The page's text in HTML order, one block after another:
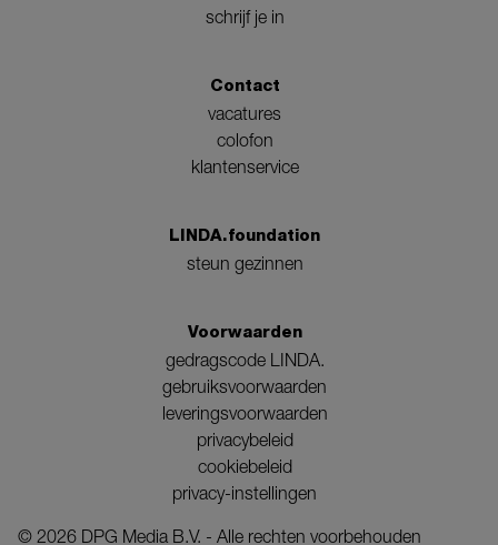
schrijf je in
Contact
vacatures
colofon
klantenservice
LINDA.foundation
steun gezinnen
Voorwaarden
gedragscode LINDA.
gebruiksvoorwaarden
leveringsvoorwaarden
privacybeleid
cookiebeleid
privacy-instellingen
© 2026 DPG Media B.V. - Alle rechten voorbehouden